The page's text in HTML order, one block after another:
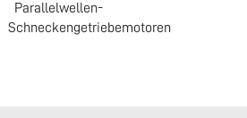
Parallelwellen-
Schneckengetriebemotoren